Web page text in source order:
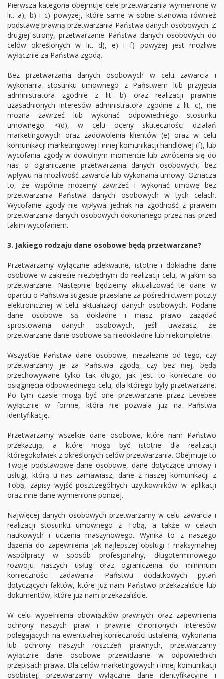
Pierwsza kategoria obejmuje cele przetwarzania wymienione w
lit. a), b) i c) powyżej, które same w sobie stanowią również
podstawę prawną przetwarzania Państwa danych osobowych. Z
drugiej strony, przetwarzanie Państwa danych osobowych do
celów określonych w lit. d), e) i f) powyżej jest możliwe
wyłącznie za Państwa zgodą.
Bez przetwarzania danych osobowych w celu zawarcia i
wykonania stosunku umownego z Państwem lub przyjęcia
administratora zgodnie z lit. b) oraz realizacji prawnie
uzasadnionych interesów administratora zgodnie z lit. c), nie
można zawrzeć lub wykonać odpowiedniego stosunku
umownego. <(d), w celu oceny skuteczności działań
marketingowych oraz zadowolenia klientów (e) oraz w celu
komunikacji marketingowej i innej komunikacji handlowej (f), lub
wycofania zgody w dowolnym momencie lub zwrócenia się do
nas o ograniczenie przetwarzania danych osobowych, bez
wpływu na możliwość zawarcia lub wykonania umowy. Oznacza
to, że wspólnie możemy zawrzeć i wykonać umowę bez
przetwarzania Państwa danych osobowych w tych celach.
Wycofanie zgody nie wpływa jednak na zgodność z prawem
przetwarzania danych osobowych dokonanego przez nas przed
takim wycofaniem.
3. Jakiego rodzaju dane osobowe będą przetwarzane?
Przetwarzamy wyłącznie adekwatne, istotne i dokładne dane
osobowe w zakresie niezbędnym do realizacji celu, w jakim są
przetwarzane. Następnie będziemy aktualizować te dane w
oparciu o Państwa sugestie przesłane za pośrednictwem poczty
elektronicznej w celu aktualizacji danych osobowych. Podane
dane osobowe są dokładne i masz prawo zażądać
sprostowania danych osobowych, jeśli uważasz, że
przetwarzane dane osobowe są niedokładne lub niekompletne.
Wszystkie Państwa dane osobowe, niezależnie od tego, czy
przetwarzamy je za Państwa zgodą, czy bez niej, będą
przechowywane tylko tak długo, jak jest to konieczne do
osiągnięcia odpowiedniego celu, dla którego były przetwarzane.
Po tym czasie mogą być one przetwarzane przez Levebee
wyłącznie w formie, która nie pozwala już na Państwa
identyfikację.
Przetwarzamy wszelkie dane osobowe, które nam Państwo
przekazują, a które mogą być istotne dla realizacji
któregokolwiek z określonych celów przetwarzania. Obejmuje to
Twoje podstawowe dane osobowe, dane dotyczące umowy i
usługi, którą u nas zamawiasz, dane z naszej komunikacji z
Tobą, zapisy wyjść poszczególnych użytkowników w aplikacji
oraz inne dane wymienione poniżej.
Najwięcej danych osobowych przetwarzamy w celu zawarcia i
realizacji stosunku umownego z Tobą, a także w celach
naukowych i uczenia maszynowego. Wynika to z naszego
dążenia do zapewnienia jak najlepszej obsługi i maksymalnej
współpracy w sposób profesjonalny, długoterminowego
rozwoju naszych usług oraz ograniczenia do minimum
konieczności zadawania Państwu dodatkowych pytań
dotyczących faktów, które już nam Państwo przekazaliście lub
dokumentów, które już nam przekazaliście.
W celu wypełnienia obowiązków prawnych oraz zapewnienia
ochrony naszych praw i prawnie chronionych interesów
polegających na ewentualnej konieczności ustalenia, wykonania
lub ochrony naszych roszczeń prawnych, przetwarzamy
wyłącznie dane osobowe przewidziane w odpowiednich
przepisach prawa. Dla celów marketingowych i innej komunikacji
osobistej, przetwarzamy wyłącznie dane identyfikacyjne i